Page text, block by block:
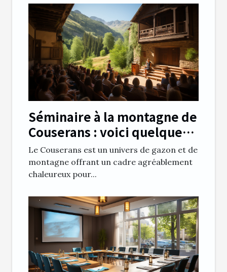
Séminaire à la montagne de
Couserans : voici quelques
avantages notables
Le Couserans est un univers de gazon et de
montagne offrant un cadre agréablement
chaleureux pour...